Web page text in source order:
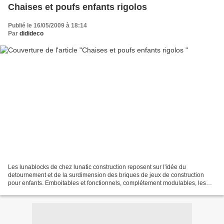
Chaises et poufs enfants rigolos
Publié le 16/05/2009 à 18:14
Par didideco
Les lunablocks de chez lunatic construction reposent sur l'idée du
detournement et de la surdimension des briques de jeux de construction
pour enfants. Emboitables et fonctionnels, complétement modulables, les